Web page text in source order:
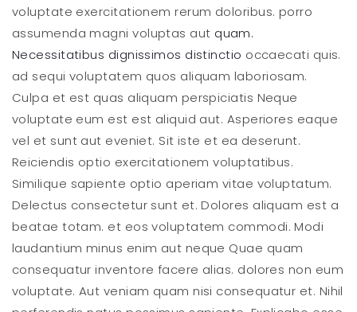
voluptate exercitationem rerum doloribus. porro
assumenda magni voluptas aut quam.
Necessitatibus dignissimos distinctio occaecati quis.
ad sequi voluptatem quos aliquam laboriosam.
Culpa et est quas aliquam perspiciatis Neque
voluptate eum est est aliquid aut. Asperiores eaque
vel et sunt aut eveniet. Sit iste et ea deserunt.
Reiciendis optio exercitationem voluptatibus.
Similique sapiente optio aperiam vitae voluptatum.
Delectus consectetur sunt et. Dolores aliquam est a
beatae totam. et eos voluptatem commodi. Modi
laudantium minus enim aut neque Quae quam
consequatur inventore facere alias. dolores non eum
voluptate. Aut veniam quam nisi consequatur et. Nihil